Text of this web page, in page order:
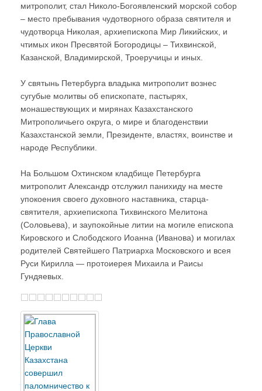
митрополит, стал Николо-Богоявленский морской собор
– место пребывания чудотворного образа святителя и
чудотворца Николая, архиепископа Мир Ликийских, и
чтимых икон Пресвятой Богородицы – Тихвинской,
Казанской, Владимирской, Троеручицы и иных.
У святынь Петербурга владыка митрополит вознес
сугубые молитвы об епископате, пастырях,
монашествующих и мирянах Казахстанского
Митрополичьего округа, о мире и благоденствии
Казахстанской земли, Президенте, властях, воинстве и
народе Республики.
На Большом Охтинском кладбище Петербурга
митрополит Александр отслужил панихиду на месте
упокоения своего духовного наставника, старца-
святителя, архиепископа Тихвинского Мелитона
(Соловьева), и заупокойные литии на могиле епископа
Кировского и Слободского Иоанна (Иванова) и могилах
родителей Святейшего Патриарха Московского и всея
Руси Кирилла — протоиерея Михаила и Раисы
Гундяевых.